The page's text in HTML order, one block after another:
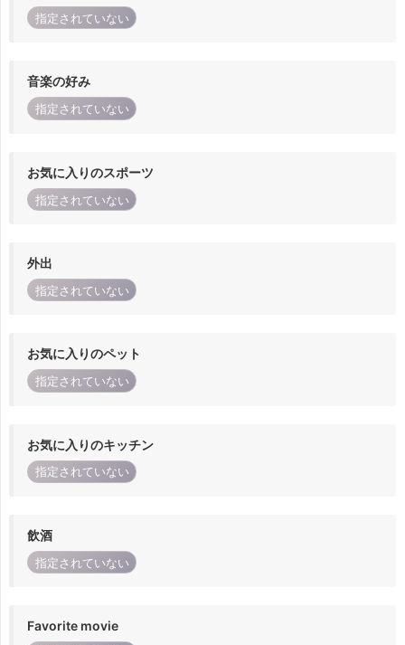
指定されていない
音楽の好み
指定されていない
お気に入りのスポーツ
指定されていない
外出
指定されていない
お気に入りのペット
指定されていない
お気に入りのキッチン
指定されていない
飲酒
指定されていない
Favorite movie